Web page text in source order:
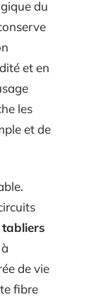
du
et en
les
et de
tabliers
de vie
fibre